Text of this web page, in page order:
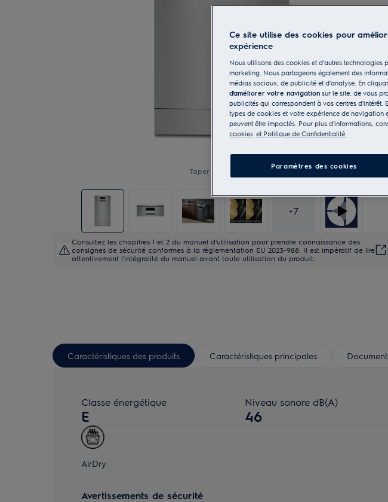
Taper pour zoomer
+7
Consultez les chapitres 1 et 2 du manuel d'utilisation pour prendre connaissance des
consignes de sécurité conformes à la réglementation EU 2023-988. Il est impératif de lire
attentivement l'intégralité du manuel avant toute utilisation du produit.
Caractéristiques des produits Caractéristiques principales
Classe énergétique
E
Niveau sonore dB(A)
46
AirDry
Avertissements de sécurité
Ce site utilise des cookies pour
expérience
Nous utilisons des cookies et d'autres technologies
marketing. Nous partageons également des
médias sociaux, de publicité et d'analyse. En
d'améliorer votre navigation sur le site, de vous
publicités qui correspondent à vos centres
types de cookies et votre expérience de navigation
peuvent être impactés. Pour plus d'informations,
cookies et Politique de Confidentialité.
Paramètres des cookies